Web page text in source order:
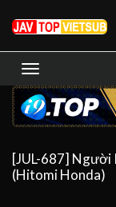
[JUL-687] Người
(Hitomi Honda)